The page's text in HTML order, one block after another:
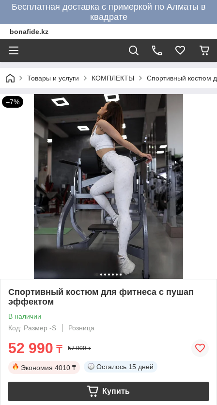
Бесплатная доставка с примеркой по Алматы в
квадрате
bonafide.kz
Товары и услуги КОМПЛЕКТЫ Спортивный костюм
–7%
Спортивный костюм для фитнеса с пушап
эффектом
В наличии
Код: Размер -S
Розница
52 990 ₸ 57 000 ₸
Экономия 4010 ₸ Осталось 15 дней
Купить